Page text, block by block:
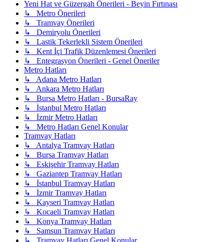
Yeni Hat ve Güzergah Önerileri - Beyin Fırtınası
↳ Metro Önerileri
↳ Tramvay Önerileri
↳ Demiryolu Önerileri
↳ Lastik Tekerlekli Sistem Önerileri
↳ Kent İçi Trafik Düzenlemesi Önerileri
↳ Entegrasyon Önerileri - Genel Öneriler
Metro Hatları
↳ Adana Metro Hatları
↳ Ankara Metro Hatları
↳ Bursa Metro Hatları - BursaRay
↳ İstanbul Metro Hatları
↳ İzmir Metro Hatları
↳ Metro Hatları Genel Konular
Tramvay Hatları
↳ Antalya Tramvay Hatları
↳ Bursa Tramvay Hatları
↳ Eskişehir Tramvay Hatları
↳ Gaziantep Tramvay Hatları
↳ İstanbul Tramvay Hatları
↳ İzmir Tramvay Hatları
↳ Kayseri Tramvay Hatları
↳ Kocaeli Tramvay Hatları
↳ Konya Tramvay Hatları
↳ Samsun Tramvay Hatları